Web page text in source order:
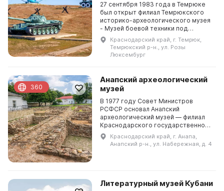
27 сентября 1983 года в Темрюке
был открыт филиал Темрюкского
историко-археологического музея
- Музей боевой техники под
открытым небом «Военная горка».
Основную идею создания музея
предложил председа...
Краснодарский край, г. Темрюк,
Темрюкский р-н., ул. Розы
Люксембург
Анапский археологический
музей
В 1977 году Совет Министров
РСФСР основал Анапский
археологический музей — филиал
Краснодарского государственного
историко-археологического
музея-заповедника имени Е. Д.
Фелицына. Он представляет собо...
Краснодарский край, г. Анапа,
Анапский р-н., ул. Набережная, д. 4
360
Литературный музей Кубани